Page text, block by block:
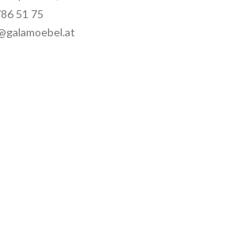
51 75